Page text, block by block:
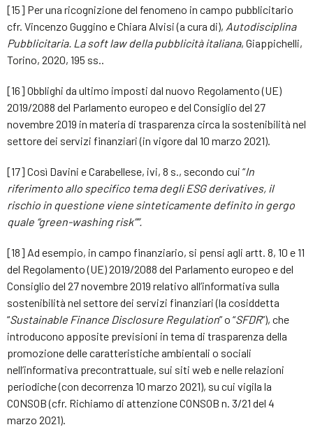
[15] Per una ricognizione del fenomeno in campo pubblicitario
cfr. Vincenzo Guggino e Chiara Alvisi (a cura di), Autodisciplina
Pubblicitaria. La soft law della pubblicità italiana, Giappichelli,
Torino, 2020, 195 ss..
[16] Obblighi da ultimo imposti dal nuovo Regolamento (UE)
2019/2088 del Parlamento europeo e del Consiglio del 27
novembre 2019 in materia di trasparenza circa la sostenibilità nel
settore dei servizi finanziari (in vigore dal 10 marzo 2021).
[17] Così Davini e Carabellese, ivi, 8 s., secondo cui “In
riferimento allo specifico tema degli ESG derivatives, il
rischio in questione viene sinteticamente definito in gergo
quale “green-washing risk””.
[18] Ad esempio, in campo finanziario, si pensi agli artt. 8, 10 e 11
del Regolamento (UE) 2019/2088 del Parlamento europeo e del
Consiglio del 27 novembre 2019 relativo all’informativa sulla
sostenibilità nel settore dei servizi finanziari (la cosiddetta
“Sustainable Finance Disclosure Regulation” o “SFDR”), che
introducono apposite previsioni in tema di trasparenza della
promozione delle caratteristiche ambientali o sociali
nell’informativa precontrattuale, sui siti web e nelle relazioni
periodiche (con decorrenza 10 marzo 2021), su cui vigila la
CONSOB (cfr. Richiamo di attenzione CONSOB n. 3/21 del 4
marzo 2021).